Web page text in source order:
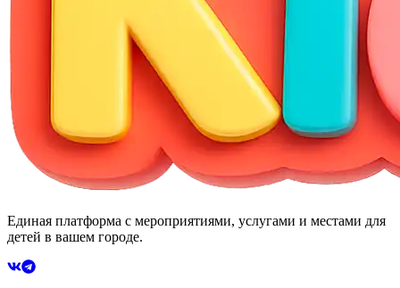
Единая платформа с мероприятиями, услугами и местами для
детей в вашем городе.